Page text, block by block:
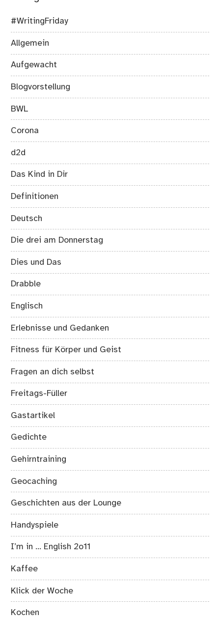
#WritingFriday
Allgemein
Aufgewacht
Blogvorstellung
BWL
Corona
d2d
Das Kind in Dir
Definitionen
Deutsch
Die drei am Donnerstag
Dies und Das
Drabble
Englisch
Erlebnisse und Gedanken
Fitness für Körper und Geist
Fragen an dich selbst
Freitags-Füller
Gastartikel
Gedichte
Gehirntraining
Geocaching
Geschichten aus der Lounge
Handyspiele
I’m in … English 2o11
Kaffee
Klick der Woche
Kochen